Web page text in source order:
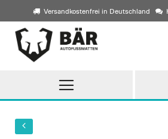
Versandkostenfrei in Deutschland
Direkt
zum
Inhalt